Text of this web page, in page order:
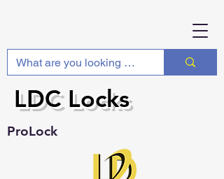
ProLock
LDC Locks